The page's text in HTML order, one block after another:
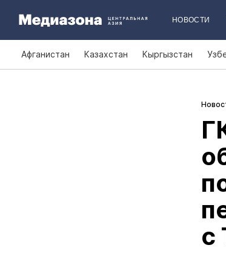
НОВОСТИ
Афганистан Казахстан Кыргызстан
с